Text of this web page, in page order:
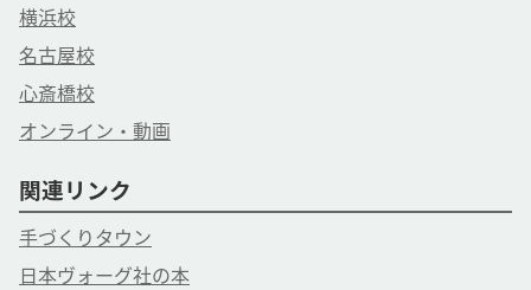
横浜校
名古屋校
心斎橋校
オンライン・動画
関連リンク
手づくりタウン
日本ヴォーグ社の本